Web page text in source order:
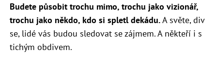
Budete působit trochu mimo, trochu jako vizionář,
trochu jako někdo, kdo si spletl dekádu.A světe, div
se, lidé vás budou sledovat se zájmem. A někteří i s
tichým obdivem.